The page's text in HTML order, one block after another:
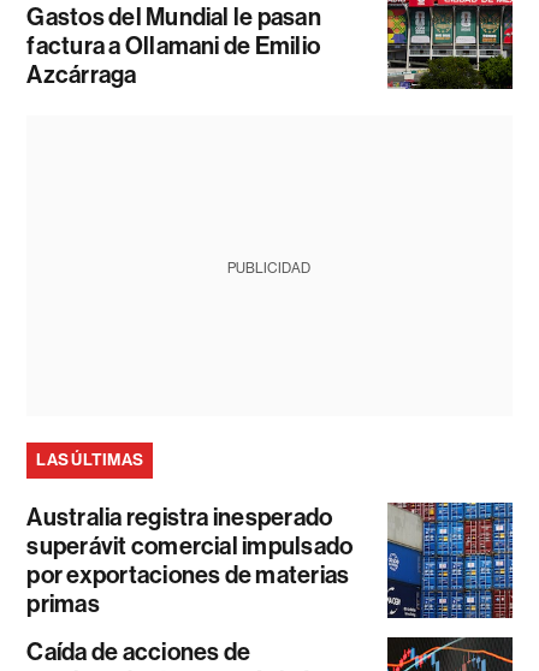
Gastos del Mundial le pasan
factura a Ollamani de Emilio
Azcárraga
PUBLICIDAD
LAS ÚLTIMAS
Australia registra inesperado
superávit comercial impulsado
por exportaciones de materias
primas
Caída de acciones de